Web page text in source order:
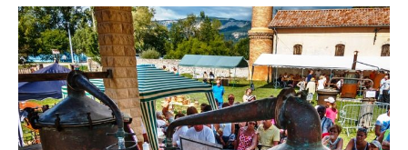
Durant des décennies, Barrême a fourni, en huile
essentielle, les plus grands parfumeurs de Grasse.
Quelques producteurs perpétuent, aujourd'hui, cette
production mise à l'honneur par l'association Lavande et
Patrimoine lors de cet événement.